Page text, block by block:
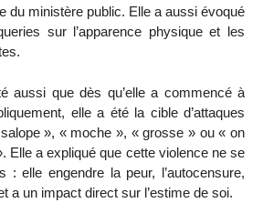
du ministère public. Elle a aussi évoqué
sur l’apparence physique et les
aussi que dès qu’elle a commencé à
elle a été la cible d’attaques
», « moche », « grosse » ou « on
Elle a expliqué que cette violence ne se
: elle engendre la peur, l’autocensure,
a un impact direct sur l’estime de soi.